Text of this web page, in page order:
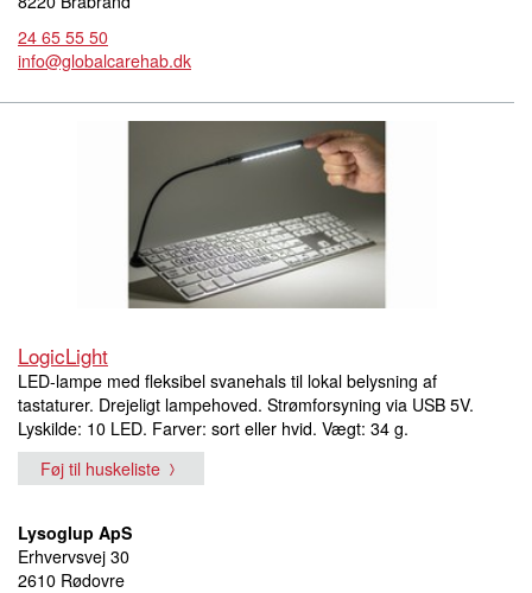
24 65 55 50
info@globalcarehab.dk
LogicLight
LED-lampe med fleksibel svanehals til lokal belysning af
tastaturer. Drejeligt lampehoved. Strømforsyning via USB 5V.
Lyskilde: 10 LED. Farver: sort eller hvid. Vægt: 34 g.
Føj til huskeliste
Lysoglup ApS
Erhvervsvej 30
2610 Rødovre